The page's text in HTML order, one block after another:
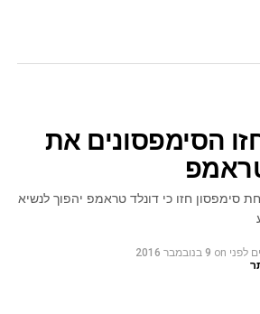
הסימפסונים את
משפחת סימפסון חזו כי דונלד טראמפ יהפוך לנשיא
on 9 בנובמבר 2016